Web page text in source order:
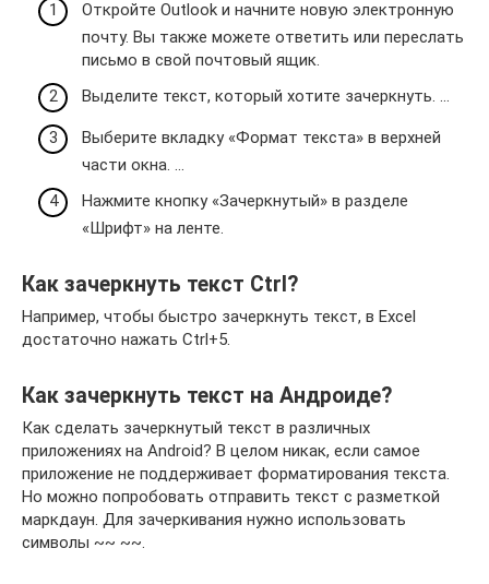
Откройте Outlook и начните новую электронную
почту. Вы также можете ответить или переслать
письмо в свой почтовый ящик.
Выделите текст, который хотите зачеркнуть. …
Выберите вкладку «Формат текста» в верхней
части окна. …
Нажмите кнопку «Зачеркнутый» в разделе
«Шрифт» на ленте.
Как зачеркнуть текст Ctrl?
Например, чтобы быстро зачеркнуть текст, в Excel
достаточно нажать Ctrl+5.
Как зачеркнуть текст на Андроиде?
Как сделать зачеркнутый текст в различных
приложениях на Android? В целом никак, если самое
приложение не поддерживает форматирования текста.
Но можно попробовать отправить текст с разметкой
маркдаун. Для зачеркивания нужно использовать
символы ~~ ~~.